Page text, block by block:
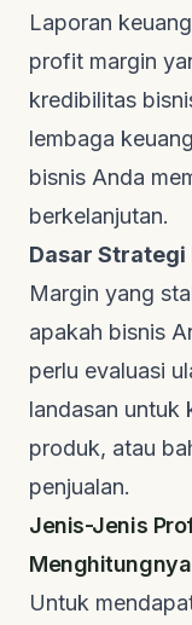
Laporan
profit margin
kredibilitas
lembaga
bisnis Anda
berkelanjutan.
Dasar Strategi
Margin yang
apakah bisnis
perlu evaluasi
landasan untuk
produk, atau
penjualan.
Jenis-Jenis
Menghitungnya
Untuk